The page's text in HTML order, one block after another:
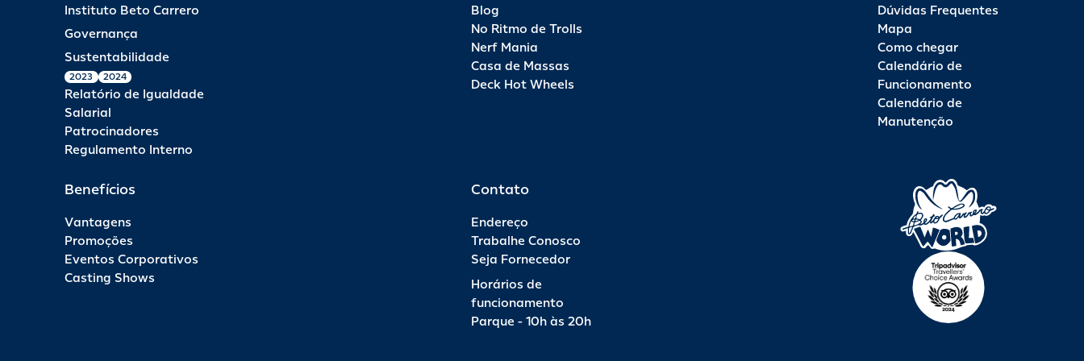
Instituto Beto Carrero
Governança
Sustentabilidade
2023 2024
Relatório de Igualdade
Salarial
Patrocinadores
Regulamento Interno
Blog
No Ritmo de Trolls
Nerf Mania
Casa de Massas
Deck Hot Wheels
Dúvidas Frequentes
Mapa
Como chegar
Calendário de
Funcionamento
Calendário de
Manutenção
Benefícios
Vantagens
Promoções
Eventos Corporativos
Casting Shows
Contato
Endereço
Trabalhe Conosco
Seja Fornecedor
Horários de
funcionamento
Parque - 10h às 20h